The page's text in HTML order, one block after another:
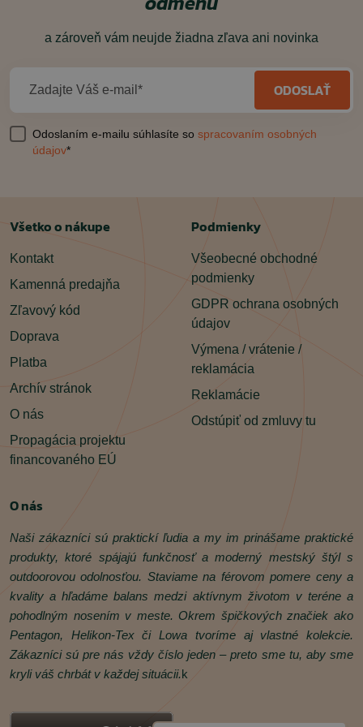
a zároveň vám neujde žiadna zľava ani novinka
Zadajte Váš e-mail* ODOSLAŤ
Odoslaním e-mailu súhlasíte so spracovaním osobných
údajov*
Všetko o nákupe
Kontakt
Kamenná predajňa
Zľavový kód
Doprava
Platba
Archív stránok
O nás
Propagácia projektu
financovaného EÚ
Podmienky
Všeobecné obchodné
podmienky
GDPR ochrana osobných
údajov
Výmena / vrátenie /
reklamácia
Reklamácie
Odstúpiť od zmluvy tu
O nás
Naši zákazníci sú praktickí ľudia a my im prinášame praktické
produkty, ktoré spájajú funkčnosť a moderný mestský štýl s
outdoorovou odolnosťou. Staviame na férovom pomere ceny a
kvality a hľadáme balans medzi aktívnym životom v teréne a
pohodlným nosením v meste. Okrem špičkových značiek ako
Pentagon, Helikon‑Tex či Lowa tvoríme aj vlastné kolekcie.
Zákazníci sú pre nás vždy číslo jeden – preto sme tu, aby sme
kryli váš chrbát v každej situácii.k